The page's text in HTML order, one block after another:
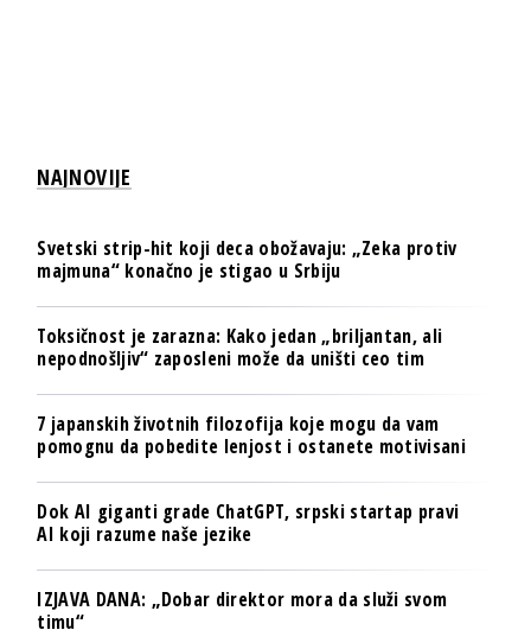
NAJNOVIJE
Svetski strip-hit koji deca obožavaju: „Zeka protiv
majmuna“ konačno je stigao u Srbiju
Toksičnost je zarazna: Kako jedan „briljantan, ali
nepodnošljiv“ zaposleni može da uništi ceo tim
7 japanskih životnih filozofija koje mogu da vam
pomognu da pobedite lenjost i ostanete motivisani
Dok AI giganti grade ChatGPT, srpski startap pravi
AI koji razume naše jezike
IZJAVA DANA: „Dobar direktor mora da služi svom
timu“